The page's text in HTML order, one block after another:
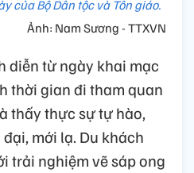
của Bộ Dân tộc và Tôn giáo.
Ảnh: Nam Sương - TTXVN
diễn từ ngày khai mạc
thời gian đi tham quan
thấy thực sự tự hào,
mới lạ. Du khách
trải nghiệm vẽ sáp ong